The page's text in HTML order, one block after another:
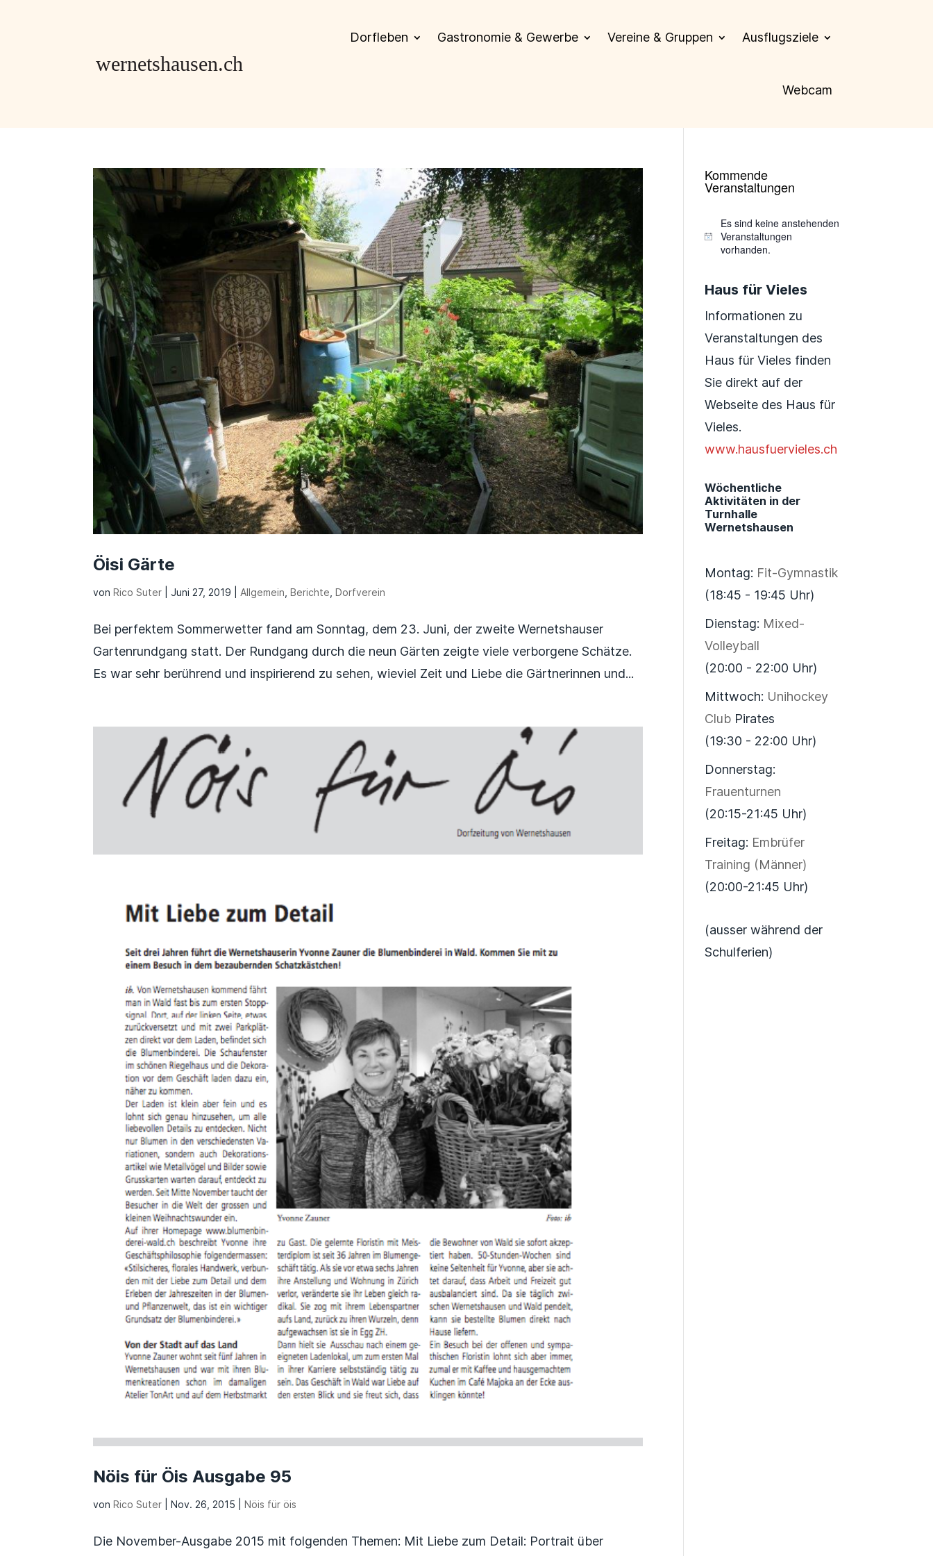
Dorfleben Gastronomie & Gewerbe Vereine & Gruppen Ausflugsziele
Webcam
Öisi Gärte
vonRico Suter Juni 27, 2019 |Allgemein,Berichte,Dorfverein
Bei perfektem Sommerwetter fand am Sonntag, dem 23. Juni, der zweite Wernetshauser
Gartenrundgang statt. Der Rundgang durch die neun Gärten zeigte viele verborgene Schätze.
Es war sehr berührend und inspirierend zu sehen, wieviel Zeit und Liebe die Gärtnerinnen und...
Nöis für Öis Ausgabe 95
vonRico Suter |Nov. 26, 2015 |Nöis für öis
Die November-Ausgabe 2015 mit folgenden Themen: Mit Liebe zum Detail: Portrait über
Kommende
Veranstaltungen
Hinweis
Es sind keine anstehenden
Veranstaltungen
vorhanden.
Haus für Vieles
Informationen zu
Veranstaltungen des
Haus für Vieles finden
Sie direkt auf der
Webseite des Haus für
Vieles.
www.hausfuervieles.ch
Wöchentliche
Aktivitäten in der
Turnhalle
Wernetshausen
Montag: Fit-Gymnastik
(18:45 - 19:45 Uhr)
Dienstag: Mixed-
Volleyball
(20:00 - 22:00 Uhr)
Mittwoch: Unihockey
Club Pirates
(19:30 - 22:00 Uhr)
Donnerstag:
Frauenturnen
(20:15-21:45 Uhr)
Freitag: Embrüfer
Training (Männer)
(20:00-21:45 Uhr)
(ausser während der
Schulferien)